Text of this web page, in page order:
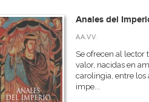
Anales del
AA.VV.
Se ofrecen al lector
valor, nacidas en
carolingia, entre
impe...